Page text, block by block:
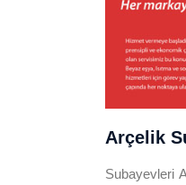
Arçelik
Subayevleri